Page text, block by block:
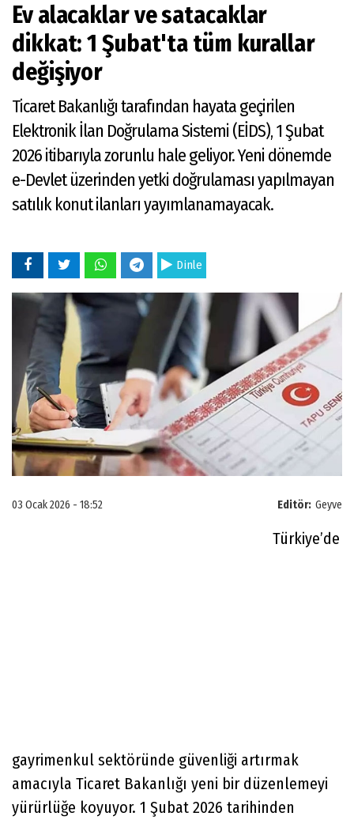
Ev alacaklar ve satacaklar
dikkat: 1 Şubat'ta tüm kurallar
değişiyor
Ticaret Bakanlığı tarafından hayata geçirilen
Elektronik İlan Doğrulama Sistemi (EİDS), 1 Şubat
2026 itibarıyla zorunlu hale geliyor. Yeni dönemde
e-Devlet üzerinden yetki doğrulaması yapılmayan
satılık konut ilanları yayımlanamayacak.
Dinle
Editör: Geyve
03 Ocak 2026 - 18:52
Türkiye’de
gayrimenkul sektöründe güvenliği artırmak
amacıyla Ticaret Bakanlığı yeni bir düzenlemeyi
yürürlüğe koyuyor. 1 Şubat 2026 tarihinden